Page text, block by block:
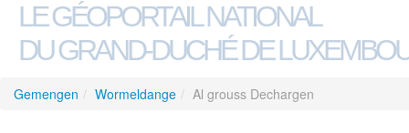
LE GÉOPORTAIL NATIONAL
DU GRAND-DUCHÉ DE
Gemengen / Wormeldange / Al grouss Dechargen